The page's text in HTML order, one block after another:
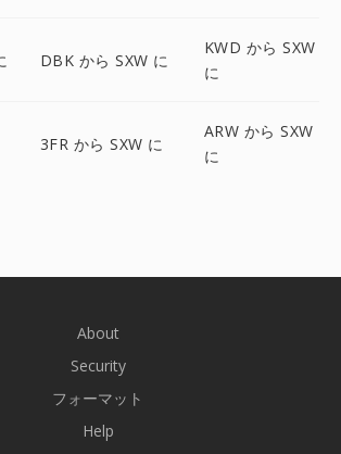
DBK から SXW に
KWD から SXW
に
3FR から SXW に
ARW から SXW
に
About
Security
フォーマット
Help